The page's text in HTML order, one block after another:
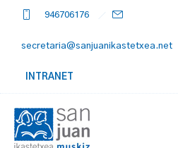
946706176
secretaria@sanjuanikastetxea.net
INTRANET